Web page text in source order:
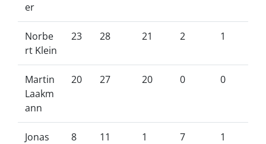
er
Norbe
rt Klein
23 28 21 2 1
Martin
Laakm
ann
20 27 20 0 0
Jonas
8 11 1 7 1